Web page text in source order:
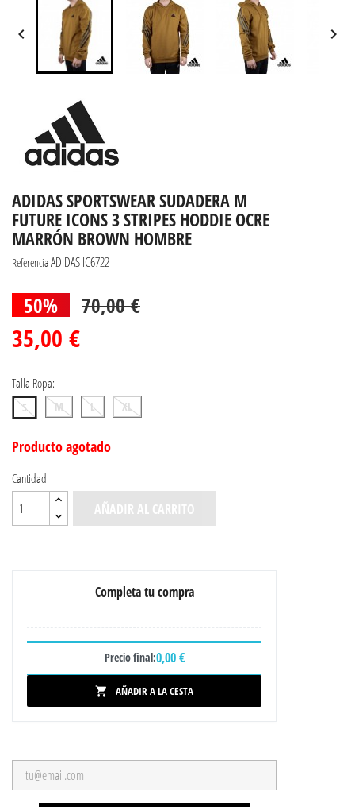
 
ADIDAS SPORTSWEAR SUDADERA M
FUTURE ICONS 3 STRIPES HODDIE OCRE
MARRÓN BROWN HOMBRE
ReferenciaADIDAS IC6722
50% 70,00 €
35,00 €
Talla Ropa:
S M L XL
Producto agotado
Cantidad
AÑADIR AL CARRITO
Completa tu compra
Precio final:0,00 €
 AÑADIR A LA CESTA